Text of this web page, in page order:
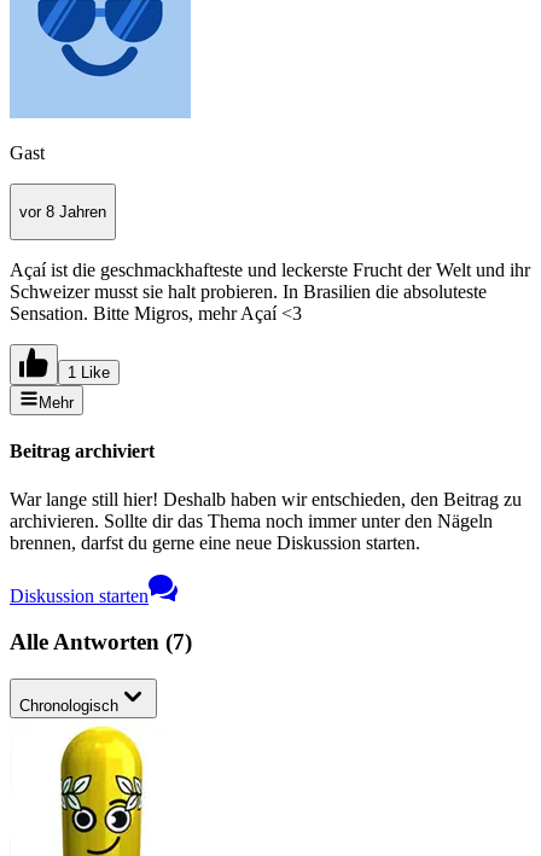
Gast
vor 8 Jahren
Açaí ist die geschmackhafteste und leckerste Frucht der Welt und ihr
Schweizer musst sie halt probieren. In Brasilien die absoluteste
Sensation. Bitte Migros, mehr Açaí <3
1 Like
Mehr
Beitrag archiviert
War lange still hier! Deshalb haben wir entschieden, den Beitrag zu
archivieren. Sollte dir das Thema noch immer unter den Nägeln
brennen, darfst du gerne eine neue Diskussion starten.
Diskussion starten
Alle Antworten (7)
Chronologisch